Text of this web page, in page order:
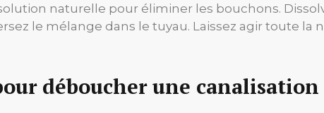
naturelle pour éliminer les bouchons.
le mélange dans le tuyau. Laissez agir toute la
déboucher une canalisation